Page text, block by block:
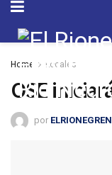
Home Locales
OSE
por